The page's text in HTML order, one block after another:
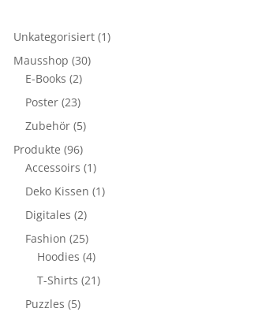
Unkategorisiert 11
Mausshop 3030
E-Books 22
Produkte
Poster 2323
Produkte
Zubehör 55
Produkte 9696
Produkte
Accessoirs 11
Produkt
Deko Kissen 11
Digitales 22
Produkte
Fashion 2525
Produkte
Hoodies 44
Produkte
T-Shirts 2121
Puzzles 55